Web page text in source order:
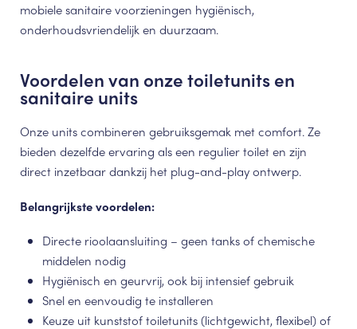
mobiele sanitaire voorzieningen hygiënisch,
onderhoudsvriendelijk en duurzaam.
Voordelen van onze toiletunits en
sanitaire units
Onze units combineren gebruiksgemak met comfort. Ze
bieden dezelfde ervaring als een regulier toilet en zijn
direct inzetbaar dankzij het plug-and-play ontwerp.
Belangrijkste voordelen:
Directe rioolaansluiting – geen tanks of chemische
middelen nodig
Hygiënisch en geurvrij, ook bij intensief gebruik
Snel en eenvoudig te installeren
Keuze uit kunststof toiletunits (lichtgewicht, flexibel) of